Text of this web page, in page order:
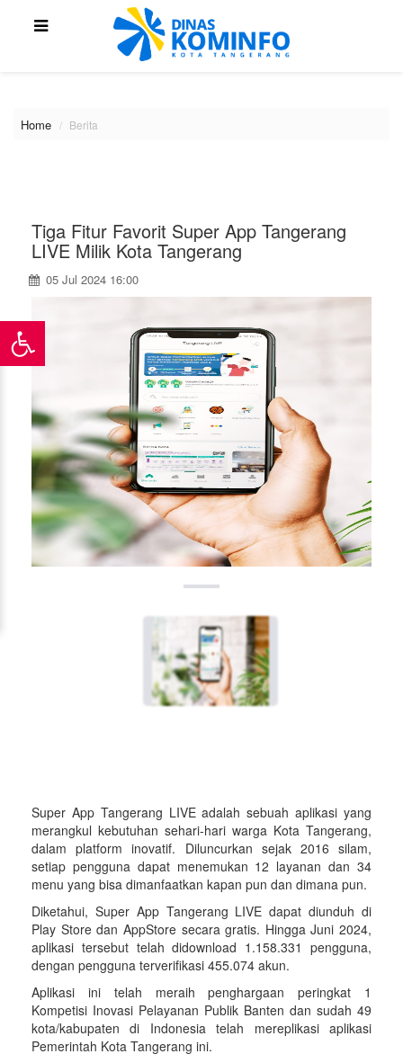
Home Berita
Tiga Fitur Favorit Super App Tangerang
LIVE Milik Kota Tangerang
05 Jul 2024 16:00
Super App Tangerang LIVE adalah sebuah aplikasi yang
merangkul kebutuhan sehari-hari warga Kota Tangerang,
dalam platform inovatif. Diluncurkan sejak 2016 silam,
setiap pengguna dapat menemukan 12 layanan dan 34
menu yang bisa dimanfaatkan kapan pun dan dimana pun.
Diketahui, Super App Tangerang LIVE dapat diunduh di
Play Store dan AppStore secara gratis. Hingga Juni 2024,
aplikasi tersebut telah didownload 1.158.331 pengguna,
dengan pengguna terverifikasi 455.074 akun.
Aplikasi ini telah meraih penghargaan peringkat 1
Kompetisi Inovasi Pelayanan Publik Banten dan sudah 49
kota/kabupaten di Indonesia telah mereplikasi aplikasi
Pemerintah Kota Tangerang ini.